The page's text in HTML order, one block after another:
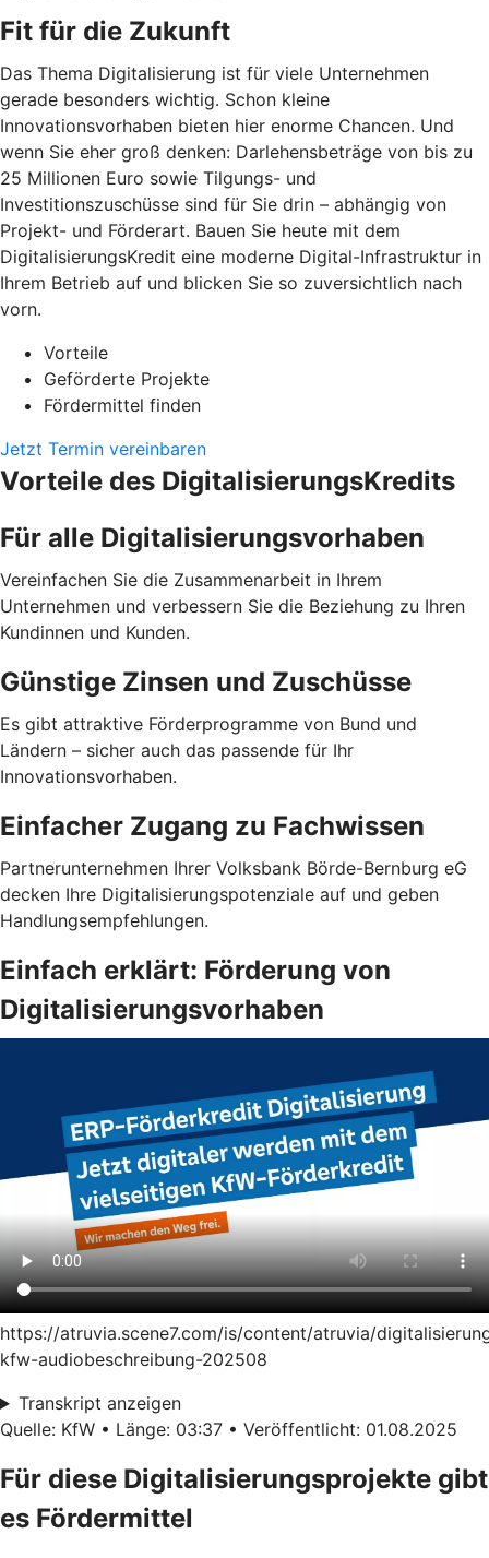
Fit für die Zukunft
Das Thema Digitalisierung ist für viele Unternehmen
gerade besonders wichtig. Schon kleine
Innovationsvorhaben bieten hier enorme Chancen. Und
wenn Sie eher groß denken: Darlehensbeträge von bis zu
25 Millionen Euro sowie Tilgungs- und
Investitionszuschüsse sind für Sie drin – abhängig von
Projekt- und Förderart. Bauen Sie heute mit dem
DigitalisierungsKredit eine moderne Digital-Infrastruktur in
Ihrem Betrieb auf und blicken Sie so zuversichtlich nach
vorn.
Vorteile
Geförderte Projekte
Fördermittel finden
Jetzt Termin vereinbaren
Vorteile des DigitalisierungsKredits
Für alle Digitalisierungsvorhaben
Vereinfachen Sie die Zusammenarbeit in Ihrem
Unternehmen und verbessern Sie die Beziehung zu Ihren
Kundinnen und Kunden.
Günstige Zinsen und Zuschüsse
Es gibt attraktive Förderprogramme von Bund und
Ländern – sicher auch das passende für Ihr
Innovationsvorhaben.
Einfacher Zugang zu Fachwissen
Partnerunternehmen Ihrer Volksbank Börde-Bernburg eG
decken Ihre Digitalisierungspotenziale auf und geben
Handlungsempfehlungen.
Einfach erklärt: Förderung von
Digitalisierungsvorhaben
https://atruvia.scene7.com/is/content/atruvia/
kfw-audiobeschreibung-202508
Transkript anzeigen
Quelle: KfW • Länge: 03:37 • Veröffentlicht: 01.08.2025
Für diese Digitalisierungsprojekte gibt
es Fördermittel